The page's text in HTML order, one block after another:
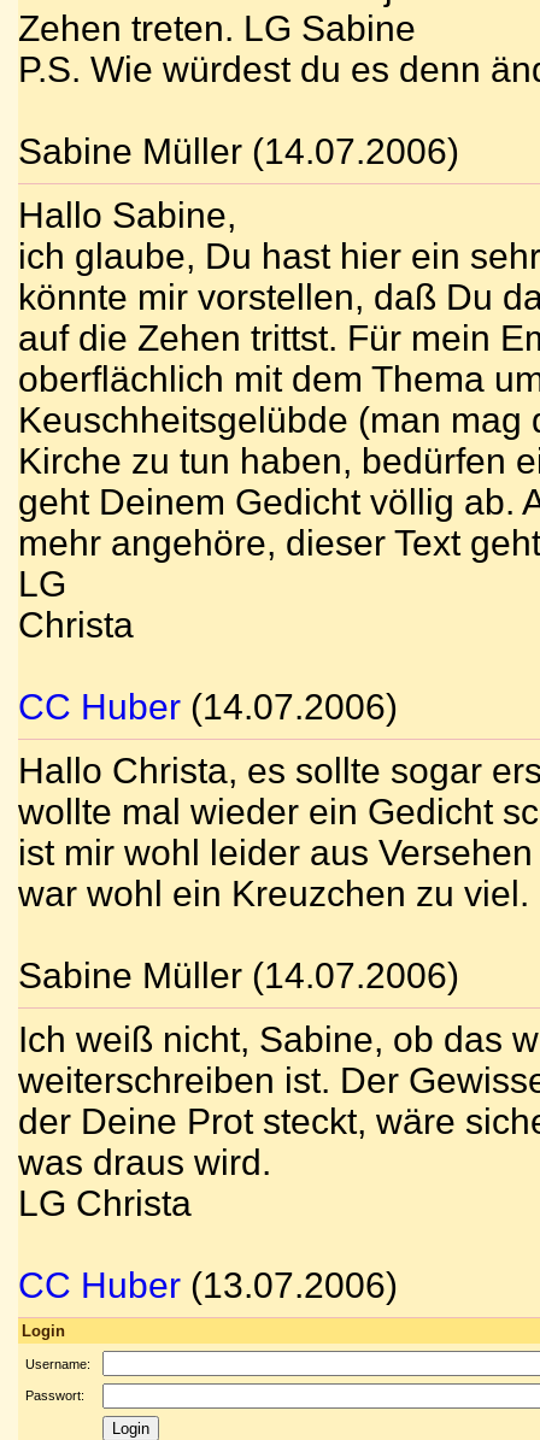
Zehen treten. LG Sabine
P.S. Wie würdest du es denn
Sabine Müller (14.07.2006)
Hallo Sabine,
ich glaube, Du hast hier ein
könnte mir vorstellen, daß Du
auf die Zehen trittst. Für mein
oberflächlich mit dem Thema
Keuschheitsgelübde (man
Kirche zu tun haben, bedürfen
geht Deinem Gedicht völlig ab.
mehr angehöre, dieser Text
LG
Christa
CC Huber (14.07.2006)
Hallo Christa, es sollte sogar
wollte mal wieder ein Gedicht
ist mir wohl leider aus
war wohl ein Kreuzchen zu
Sabine Müller (14.07.2006)
Ich weiß nicht, Sabine, ob das
weiterschreiben ist. Der
der Deine Prot steckt, wäre
was draus wird.
LG Christa
CC Huber (13.07.2006)
Login
Username:
Passwort: